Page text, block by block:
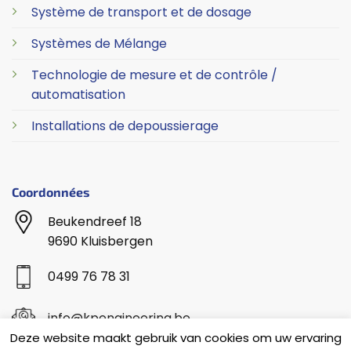
Système de transport et de dosage
Systèmes de Mélange
Technologie de mesure et de contrôle /
automatisation
Installations de depoussierage
Coordonnées
Beukendreef 18
9690 Kluisbergen
0499 76 78 31
info@kpengineering.be
Deze website maakt gebruik van cookies om uw ervaring